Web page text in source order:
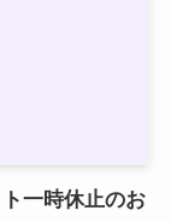
一時休止のお